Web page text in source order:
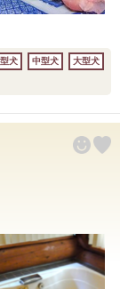
犬 中型犬 大型犬